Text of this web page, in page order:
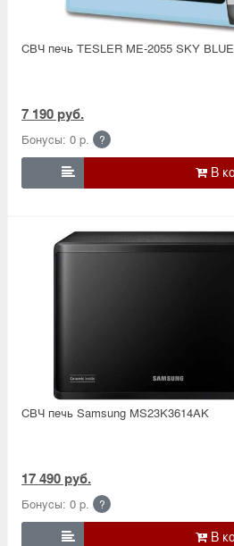
СВЧ печь TESLER ME-2055 SKY BLUE
7 190 руб.
Бонусы: 0 р. ?

СВЧ печь Samsung MS23K3614AK
17 490 руб.
Бонусы: 0 р. ?
